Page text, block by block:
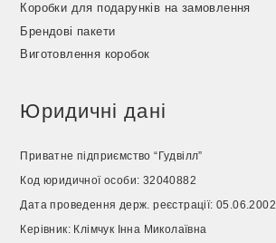
Коробки для подарунків на замовлення
Брендові пакети
Виготовлення коробок
Юридичні дані
Приватне підприємство “Гудвілл”
Код юридичної особи: 32040882
Дата проведення держ. реєстрації: 05.06.2002
Керівник: Клімчук Інна Миколаївна